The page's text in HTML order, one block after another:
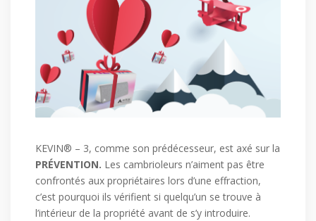
KEVIN® – 3, comme son prédécesseur, est axé sur la
PRÉVENTION. Les cambrioleurs n’aiment pas être
confrontés aux propriétaires lors d’une effraction,
c’est pourquoi ils vérifient si quelqu’un se trouve à
l’intérieur de la propriété avant de s’y introduire.